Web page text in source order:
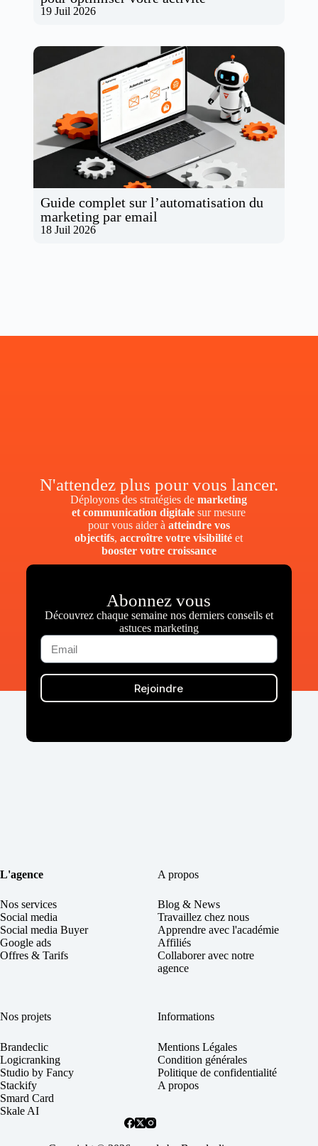
19 Juil 2026
Guide complet sur l’automatisation du
marketing par email
18 Juil 2026
N'attendez plus pour vous lancer.
Déployons des stratégies demarketing
et communication digitale sur mesure
pour vous aider à atteindre vos
objectifs,accroître votre visibilité et
booster votre croissance
Abonnez vous
Découvrez chaque semaine nos derniers conseils et
astuces marketing
Rejoindre
L'agence
Nos services
Social media
Social media Buyer
Google ads
Offres & Tarifs
A propos
Blog & News
Travaillez chez nous
Apprendre avec l'académie
Affiliés
Collaborer avec notre
agence
Nos projets
Brandeclic
Logicranking
Studio by Fancy
Stackify
Smard Card
Skale AI
Informations
Mentions Légales
Condition générales
Politique de confidentialité
A propos